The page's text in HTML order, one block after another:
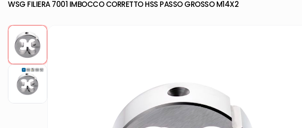
WSG FILIERA 7001 IMBOCCO CORRETTO HSS PASSO GROSSO M14X2